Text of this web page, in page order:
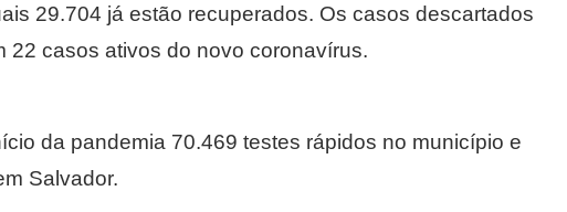
29.704 já estão recuperados. Os casos descartados
22 casos ativos do novo coronavírus.
da pandemia 70.469 testes rápidos no município e
Salvador.